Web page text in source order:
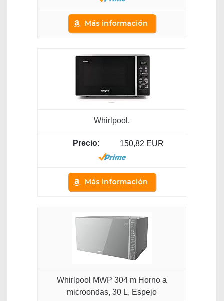
Más información
Whirlpool.
150,82 EUR
Más información
Whirlpool MWP 304 m Horno a
microondas, 30 L, Espejo